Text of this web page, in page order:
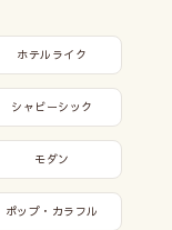
ホテルライク
シャビーシック
モダン
ポップ・カラフル